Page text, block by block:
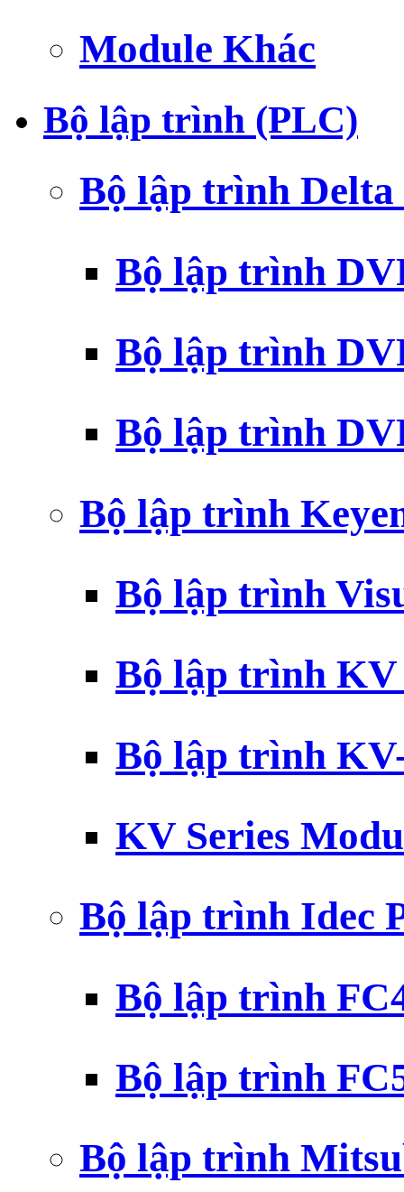
Module Khác
Bộ lập trình (PLC)
Bộ lập trình
Bộ lập trình
Bộ lập trình
Bộ lập trình
Bộ lập trình
Bộ lập trình
Bộ lập trình
Bộ lập trình
KV Series
Bộ lập trình Idec
Bộ lập trình
Bộ lập trình
Bộ lập trình